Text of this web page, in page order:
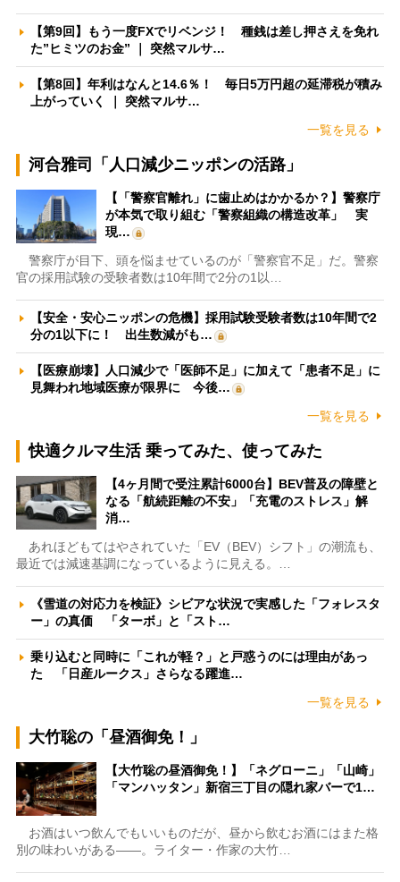
【第9回】もう一度FXでリベンジ！ 種銭は差し押さえを免れ
た”ヒミツのお金” ｜ 突然マルサ…
【第8回】年利はなんと14.6％！ 毎日5万円超の延滞税が積み
上がっていく ｜ 突然マルサ…
一覧を見る
河合雅司「人口減少ニッポンの活路」
【「警察官離れ」に歯止めはかかるか？】警察庁
が本気で取り組む「警察組織の構造改革」 実
現…
警察庁が目下、頭を悩ませているのが「警察官不足」だ。警察
官の採用試験の受験者数は10年間で2分の1以…
【安全・安心ニッポンの危機】採用試験受験者数は10年間で2
分の1以下に！ 出生数減がも…
【医療崩壊】人口減少で「医師不足」に加えて「患者不足」に
見舞われ地域医療が限界に 今後…
一覧を見る
快適クルマ生活 乗ってみた、使ってみた
【4ヶ月間で受注累計6000台】BEV普及の障壁と
なる「航続距離の不安」「充電のストレス」解
消…
あれほどもてはやされていた「EV（BEV）シフト」の潮流も、
最近では減速基調になっているように見える。…
《雪道の対応力を検証》シビアな状況で実感した「フォレスタ
ー」の真価 「ターボ」と「スト…
乗り込むと同時に「これが軽？」と戸惑うのには理由があっ
た 「日産ルークス」さらなる躍進…
一覧を見る
大竹聡の「昼酒御免！」
【大竹聡の昼酒御免！】「ネグローニ」「山崎」
「マンハッタン」新宿三丁目の隠れ家バーで1…
お酒はいつ飲んでもいいものだが、昼から飲むお酒にはまた格
別の味わいがある――。ライター・作家の大竹…